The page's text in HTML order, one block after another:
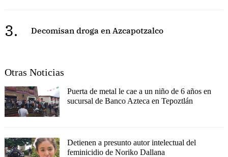
3. Decomisan droga en Azcapotzalco
Otras Noticias
Puerta de metal le cae a un niño de 6 años en
sucursal de Banco Azteca en Tepoztlán
Detienen a presunto autor intelectual del
feminicidio de Noriko Dallana